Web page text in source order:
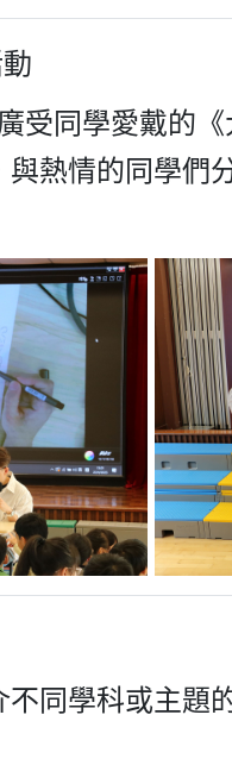
受同學愛戴的
與熱情的同學們
同學科或主題